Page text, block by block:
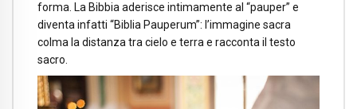
forma. La Bibbia aderisce intimamente al “pauper” e
diventa infatti “Biblia Pauperum”: l’immagine sacra
colma la distanza tra cielo e terra e racconta il testo
sacro.